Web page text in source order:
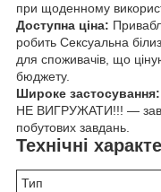
при щоденному
Доступна ціна:
робить Сексуальна
для споживачів, що
бюджету.
Широке застосування:
НЕ ВИГРУЖАТИ!!! —
побутових завдань.
Технічні
Тип